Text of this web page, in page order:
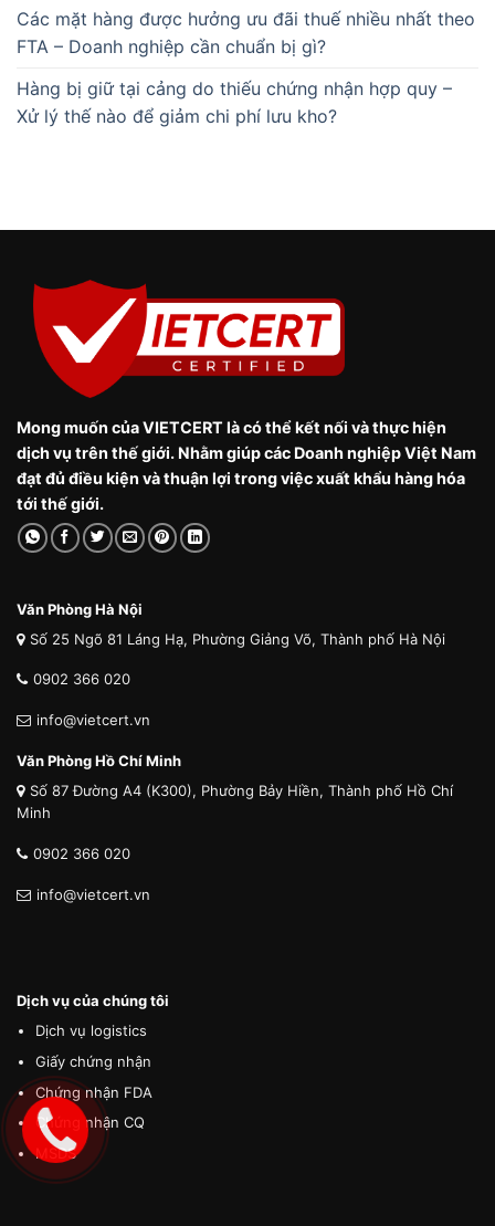
Các mặt hàng được hưởng ưu đãi thuế nhiều nhất theo
FTA – Doanh nghiệp cần chuẩn bị gì?
Hàng bị giữ tại cảng do thiếu chứng nhận hợp quy –
Xử lý thế nào để giảm chi phí lưu kho?
Mong muốn của VIETCERT là có thể kết nối và thực hiện
dịch vụ trên thế giới. Nhằm giúp các Doanh nghiệp Việt Nam
đạt đủ điều kiện và thuận lợi trong việc xuất khẩu hàng hóa
tới thế giới.
Văn Phòng Hà Nội
Số 25 Ngõ 81 Láng Hạ, Phường Giảng Võ, Thành phố Hà Nội
0902 366 020
info@vietcert.vn
Văn Phòng Hồ Chí Minh
Số 87 Đường A4 (K300), Phường Bảy Hiền, Thành phố Hồ Chí
Minh
0902 366 020
info@vietcert.vn
Dịch vụ của chúng tôi
Dịch vụ logistics
Giấy chứng nhận
Chứng nhận FDA
Chứng nhận CQ
MSDS